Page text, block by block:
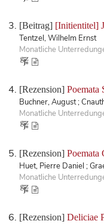
[Beitrag] [Initientitel]
Tentzel, Wilhelm Ernst
Monatliche
[Rezension] Poemata
Buchner, August ;
Monatliche
[Rezension] Poemata
Huet, Pierre Daniel ;
Monatliche
[Rezension] Deliciae